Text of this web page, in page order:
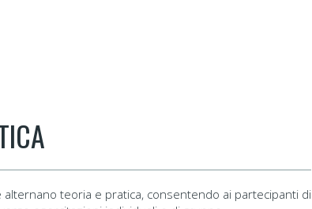
alternano teoria e pratica, consentendo ai partecipanti di